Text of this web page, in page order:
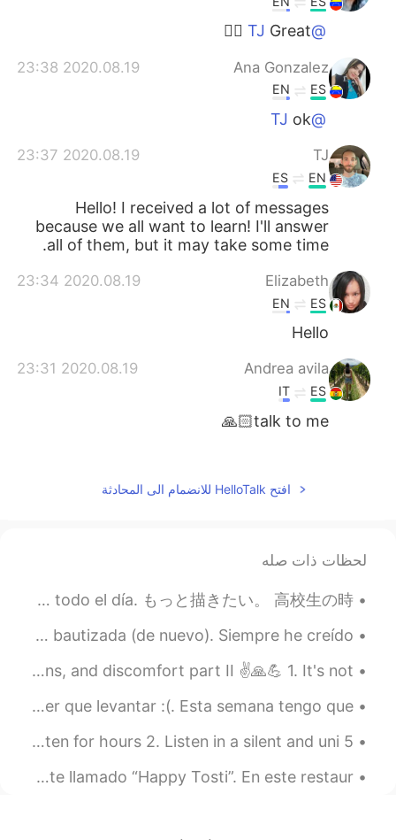
@TJ
Great 👍🏽
Ana Gonzalez
2020.08.19 23:38
ES
EN
@TJ
ok
TJ
2020.08.19 23:37
EN
ES
Hello! I received a lot of messages
because we all want to learn! I'll answer
all of them, but it may take some time.
Elizabeth
2020.08.19 23:34
ES
EN
Hello
Andrea avila
2020.08.19 23:31
ES
IT
talk to me🙏🏻
ES
EN
Hola !!
Maroc GR Rodriguez
2020.08.19 23:27
Hi 👋🏽 i am want learning English, and i
am can teach español
Deyanira
2020.08.19 23:21
Hello, I'm free so if you want to talk in
افتح HelloTalk للانضمام الى المحادثة
لحظات ذات صله
quiero dibujar más. cuando estaba en la escuela secundaria, dibujaba todo el día. もっと描きたい。 高校生の時...
Hoy, en este día tan lindo del resurrección de Jesús, fue bautizada (de nuevo). Siempre he creído...
Lección 30 - Curso Básico 🇺🇸😃 Talking about aches, pains, and discomfort part II ✌🙏💪 1. It's not...
No quiero dormirme porque eso significa que me voy a tener que levantar :(. Esta semana tengo que...
5 ways to Improve Listening FAST💨‼️🧐🤔‼️ 1. Don’t listen for hours 2. Listen in a silent and uni...
Desde hace un mes y algo trabajo de jefe en un restaurante llamado “Happy Tosti”. En este restaur...